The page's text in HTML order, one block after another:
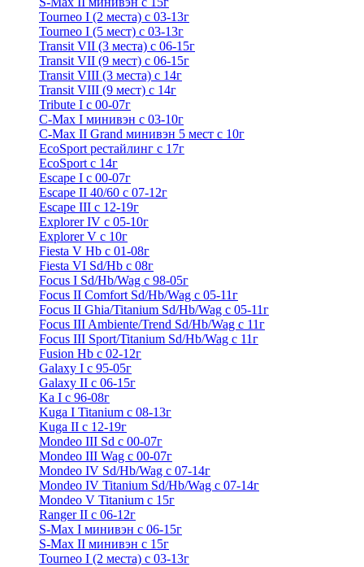
Tourneo I (2 места) с 03-13г
Tourneo I (5 мест) с 03-13г
Transit VII (3 места) с 06-15г
Transit VII (9 мест) с 06-15г
Transit VIII (3 места) с 14г
Transit VIII (9 мест) с 14г
Tribute I c 00-07г
C-Max I минивэн с 03-10г
C-Max II Grand минивэн 5 мест с 10г
EcoSport рестайлинг с 17г
EcoSport с 14г
Escape I с 00-07г
Escape II 40/60 с 07-12г
Escape III с 12-19г
Explorer IV c 05-10г
Explorer V c 10г
Fiesta V Hb с 01-08г
Fiesta VI Sd/Hb с 08г
Focus I Sd/Hb/Wag с 98-05г
Focus II Comfort Sd/Hb/Wag с 05-11г
Focus II Ghia/Titanium Sd/Hb/Wag с 05-11г
Focus III Ambiente/Trend Sd/Hb/Wag с 11г
Focus III Sport/Titanium Sd/Hb/Wag с 11г
Fusion Hb с 02-12г
Galaxy I с 95-05г
Galaxy II c 06-15г
Ka I с 96-08г
Kuga I Titanium с 08-13г
Kuga II c 12-19г
Mondeo III Sd с 00-07г
Mondeo III Wag с 00-07г
Mondeo IV Sd/Hb/Wag с 07-14г
Mondeo IV Titanium Sd/Hb/Wag с 07-14г
Mondeo V Titanium с 15г
Ranger II с 06-12г
S-Max I минивэн с 06-15г
S-Max II минивэн с 15г
Tourneo I (2 места) с 03-13г